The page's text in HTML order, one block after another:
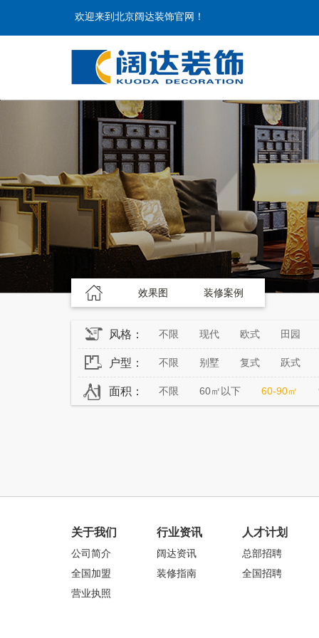
欢迎来到北京阔达装饰官网！
效果图 装修案例
风格： 不限 现代 欧式 田园
户型： 不限 别墅 复式 跃式
面积： 不限 60㎡以下 60-90㎡
关于我们
公司简介
全国加盟
营业执照
行业资讯
阔达资讯
装修指南
人才计划
总部招聘
全国招聘